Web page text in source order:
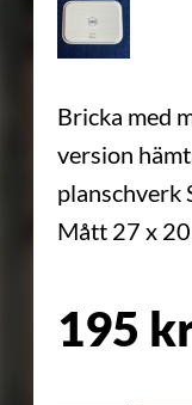
Bricka med
version
planschverk
Mått 27 x 20
195